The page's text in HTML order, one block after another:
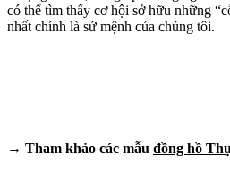
có thể tìm thấy cơ hội sở hữu những
nhất chính là sứ mệnh của chúng tôi.
→ Tham khảo các mẫu đồng hồ